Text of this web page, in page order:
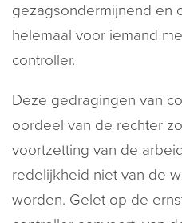
gezagsondermijnend en
helemaal voor iemand
controller.
Deze gedragingen van
oordeel van de rechter
voortzetting van de
redelijkheid niet van de
worden. Gelet op de